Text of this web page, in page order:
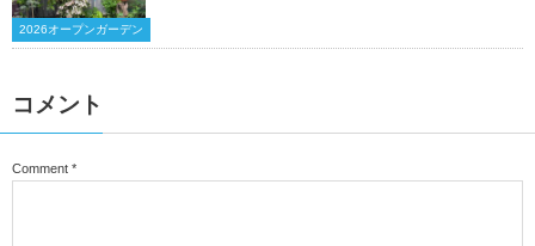
2026オープンガーデン
コメント
Comment *